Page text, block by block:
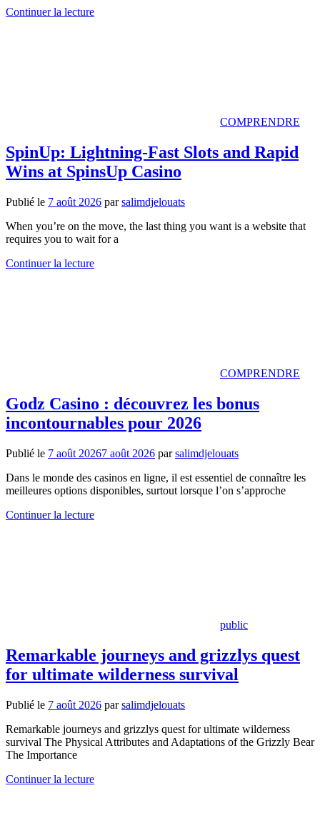
Continuer la lecture
COMPRENDRE
SpinUp: Lightning‑Fast Slots and Rapid
Wins at SpinsUp Casino
Publié le 7 août 2026 parsalimdjelouats
When you’re on the move, the last thing you want is a website that
requires you to wait for a
Continuer la lecture
COMPRENDRE
Godz Casino : découvrez les bonus
incontournables pour 2026
Publié le 7 août 20267 août 2026 parsalimdjelouats
Dans le monde des casinos en ligne, il est essentiel de connaître les
meilleures options disponibles, surtout lorsque l’on s’approche
Continuer la lecture
public
Remarkable journeys and grizzlys quest
for ultimate wilderness survival
Publié le 7 août 2026 parsalimdjelouats
Remarkable journeys and grizzlys quest for ultimate wilderness
survival The Physical Attributes and Adaptations of the Grizzly Bear
The Importance
Continuer la lecture